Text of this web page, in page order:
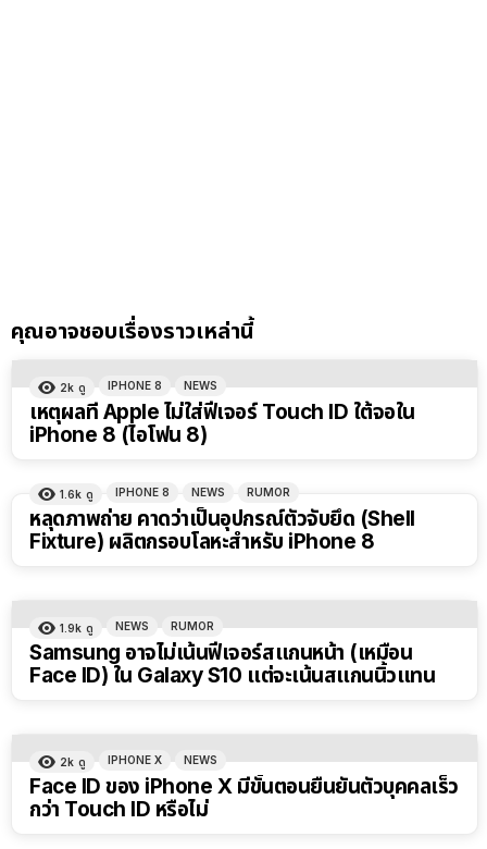
คุณอาจชอบเรื่องราวเหล่านี้
2k ดู IPHONE 8 NEWS
เหตุผลที่ Apple ไม่ใส่ฟีเจอร์ Touch ID ใต้จอใน
iPhone 8 (ไอโฟน 8)
1.6k ดู IPHONE 8 NEWS RUMOR
หลุดภาพถ่าย คาดว่าเป็นอุปกรณ์ตัวจับยึด (Shell
Fixture) ผลิตกรอบโลหะสำหรับ iPhone 8
1.9k ดู NEWS RUMOR
Samsung อาจไม่เน้นฟีเจอร์สแกนหน้า (เหมือน
Face ID) ใน Galaxy S10 แต่จะเน้นสแกนนิ้วแทน
2k ดู IPHONE X NEWS
Face ID ของ iPhone X มีขั้นตอนยืนยันตัวบุคคลเร็ว
กว่า Touch ID หรือไม่